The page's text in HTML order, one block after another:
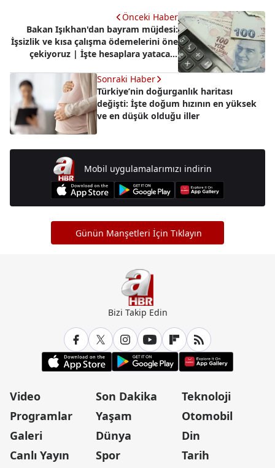
Önceki Haber
Bakan Işıkhan'dan bayram müjdesi:
İşsizlik ve kısa çalışma ödemelerini öne
çekiyoruz | İşte hesaplara yatacağı
Sonraki Haber
Türkiye’nin doğurganlık haritası
değişti: İşte doğum hızının en yüksek
ve en düşük olduğu iller
Mobil uygulamalarımızı indirin
Günün Manşetleri İçin Tıklayın
Bizi Takip Edin
Video
Programlar
Galeri
Canlı Yayın
Son Dakika
Yaşam
Dünya
Spor
Teknoloji
Otomobil
Din
Tarih